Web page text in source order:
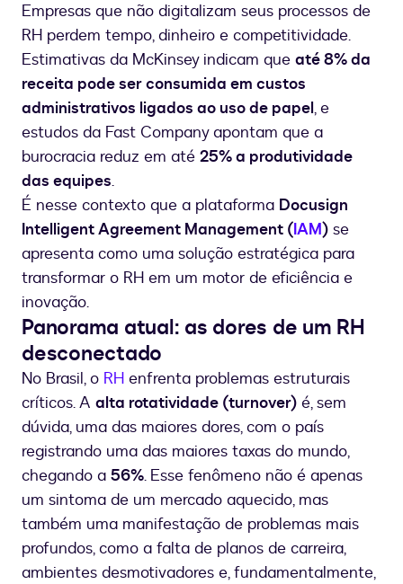
Empresas que não digitalizam seus processos de
RH perdem tempo, dinheiro e competitividade.
Estimativas da McKinsey indicam que até 8% da
receita pode ser consumida em custos
administrativos ligados ao uso de papel, e
estudos da Fast Company apontam que a
burocracia reduz em até 25% a produtividade
das equipes.
É nesse contexto que a plataforma Docusign
Intelligent Agreement Management (IAM) se
apresenta como uma solução estratégica para
transformar o RH em um motor de eficiência e
inovação.
Panorama atual: as dores de um RH
desconectado
No Brasil, o RH enfrenta problemas estruturais
críticos. A alta rotatividade (turnover) é, sem
dúvida, uma das maiores dores, com o país
registrando uma das maiores taxas do mundo,
chegando a 56%. Esse fenômeno não é apenas
um sintoma de um mercado aquecido, mas
também uma manifestação de problemas mais
profundos, como a falta de planos de carreira,
ambientes desmotivadores e, fundamentalmente,